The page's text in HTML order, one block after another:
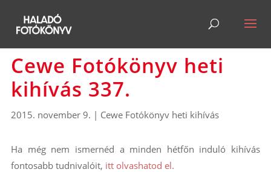
Cewe Fotókönyv heti
kihívás 337.
2015. november 9. | Cewe Fotókönyv heti kihívás
Ha még nem ismernéd a minden hétfőn induló kihívás
fontosabb tudnivalóit, itt olvashatod el.